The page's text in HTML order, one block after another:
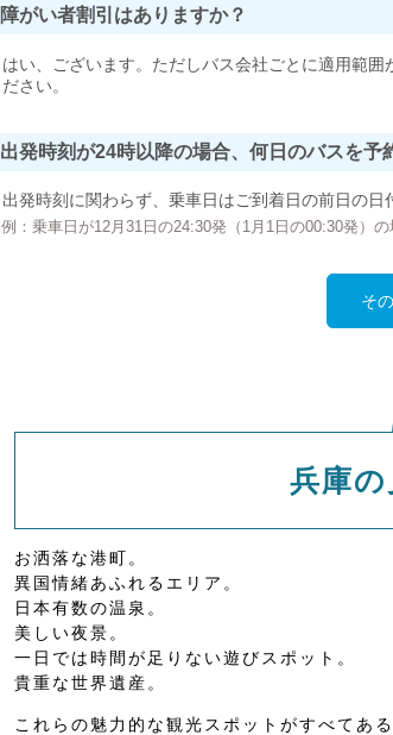
障がい者割引はありますか？
はい、ございます。ただしバス会社ごとに適用範囲
ださい。
出発時刻が24時以降の場合、何日のバスを予
出発時刻に関わらず、乗車日はご到着日の前日の日
例：乗車日が12月31日の24:30発（1月1日の00:30発）
そ
兵庫
お洒落な港町。
異国情緒あふれるエリア。
日本有数の温泉。
美しい夜景。
一日では時間が足りない遊びスポット。
貴重な世界遺産。
これらの魅力的な観光スポットがすべてあ